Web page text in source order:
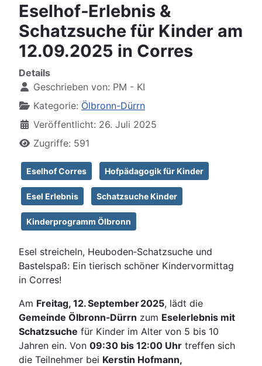
Eselhof‑Erlebnis &
Schatzsuche für Kinder am
12.09.2025 in Corres
Details
Geschrieben von: PM - KI
Kategorie: Ölbronn-Dürrn
Veröffentlicht: 26. Juli 2025
Zugriffe: 591
Eselhof Corres Hofpädagogik für Kinder
Esel Erlebnis Schatzsuche Kinder
Kinderprogramm Ölbronn
Esel streicheln, Heuboden‑Schatzsuche und
Bastelspaß: Ein tierisch schöner Kinder­vormittag
in Corres!
Am Freitag, 12. September 2025, lädt die
Gemeinde Ölbronn‑Dürrn zum Eselerlebnis mit
Schatzsuche für Kinder im Alter von 5 bis 10
Jahren ein. Von 09:30 bis 12:00 Uhr treffen sich
die Teilnehmer bei Kerstin Hofmann,